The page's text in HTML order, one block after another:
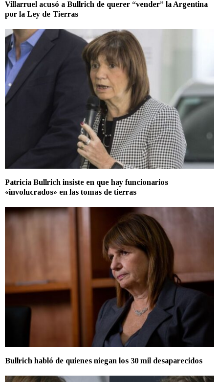
Villarruel acusó a Bullrich de querer “vender” la Argentina
por la Ley de Tierras
Patricia Bullrich insiste en que hay funcionarios
«involucrados» en las tomas de tierras
Bullrich habló de quienes niegan los 30 mil desaparecidos